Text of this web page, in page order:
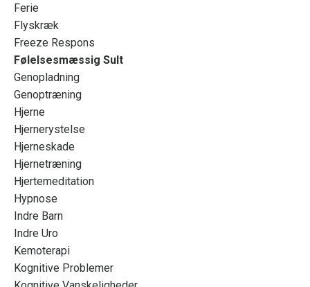
Ferie
Flyskræk
Freeze Respons
Følelsesmæssig Sult
Genopladning
Genoptræning
Hjerne
Hjernerystelse
Hjerneskade
Hjernetræning
Hjertemeditation
Hypnose
Indre Barn
Indre Uro
Kemoterapi
Kognitive Problemer